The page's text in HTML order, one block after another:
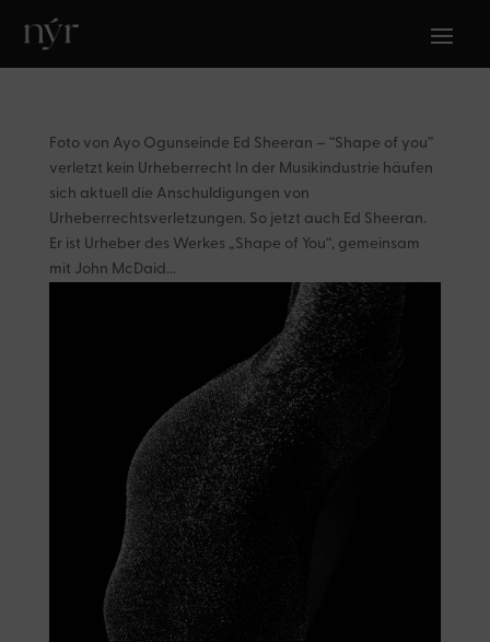
Foto von Ayo Ogunseinde Ed Sheeran – “Shape of you”
verletzt kein Urheberrecht In der Musikindustrie häufen
sich aktuell die Anschuldigungen von
Urheberrechtsverletzungen. So jetzt auch Ed Sheeran.
Er ist Urheber des Werkes „Shape of You“, gemeinsam
mit John McDaid...